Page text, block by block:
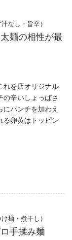
なし・旨辛）
麺の相性が最
れを店オリジナル
辛いしょっぱさ
パンチを加わえ
る卵黄はトッピン
麺・煮干し）
手揉み麺